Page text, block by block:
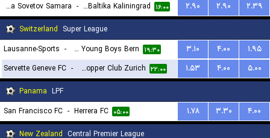
PFK Kryliya Sovetov Samara
- FK Baltika Kaliningrad ۱۶:۰۰ ۲.۹۰ ۲.۹۰
۲.۳۹
Switzerland Super League
Lausanne-Sports - BSC Young Boys Bern ۱۹:۳۰ ۳.۱۰ ۴.۰۰
۱.۹۵
Servette Geneve FC - Grasshopper Club Zurich ۲۲:۰۰ ۱.۵۳ ۴.۰۰
۵.۰۰
Panama LPF
San Francisco FC - Herrera FC ۰۵:۰۰ ۱.۷۸ ۳.۳۰
۴.۰۰
New Zealand Central Premier League